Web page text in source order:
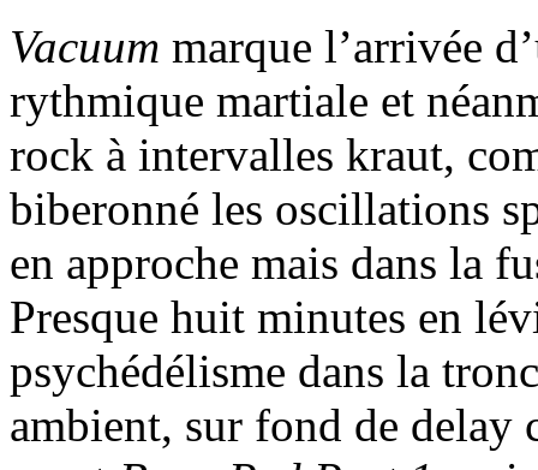
Vacuum marque l’arrivée
rythmique martiale et
rock à intervalles kraut,
biberonné les oscillations
en approche mais dans la
Presque huit minutes en
psychédélisme dans la
ambient, sur fond de delay